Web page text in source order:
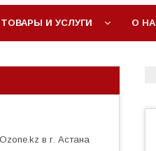
ТОВАРЫ И УСЛУГИ О
в г. Астана